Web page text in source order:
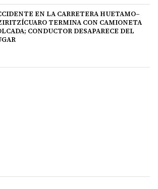
EN LA CARRETERA HUETAMO–
TERMINA CON CAMIONETA
CONDUCTOR DESAPARECE DEL